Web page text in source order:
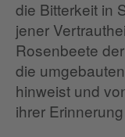
die Bitterkeit in
jener
Rosenbeete
die
hinweist und
ihrer